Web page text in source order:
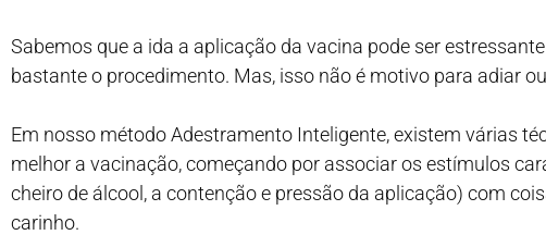
Sabemos que a ida a aplicação da vacina pode ser
bastante o procedimento. Mas, isso não é motivo para adiar
Em nosso método Adestramento Inteligente, existem várias
melhor a vacinação, começando por associar os estímulos
cheiro de álcool, a contenção e pressão da aplicação) com
carinho.